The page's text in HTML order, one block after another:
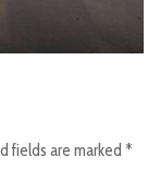
fields are marked *